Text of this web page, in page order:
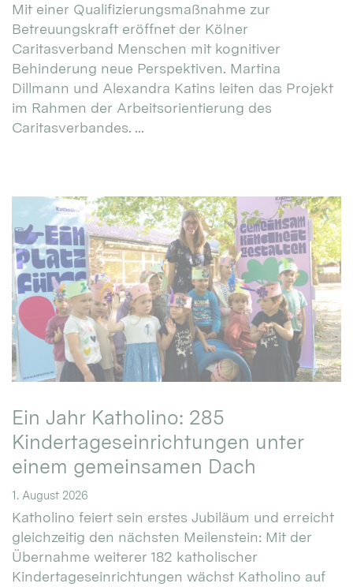
Mit einer Qualifizierungsmaßnahme zur
Betreuungskraft eröffnet der Kölner
Caritasverband Menschen mit kognitiver
Behinderung neue Perspektiven. Martina
Dillmann und Alexandra Katins leiten das Projekt
im Rahmen der Arbeitsorientierung des
Caritasverbandes. ...
Ein Jahr Katholino: 285
Kindertageseinrichtungen unter
einem gemeinsamen Dach
1. August 2026
Katholino feiert sein erstes Jubiläum und erreicht
gleichzeitig den nächsten Meilenstein: Mit der
Übernahme weiterer 182 katholischer
Kindertageseinrichtungen wächst Katholino auf